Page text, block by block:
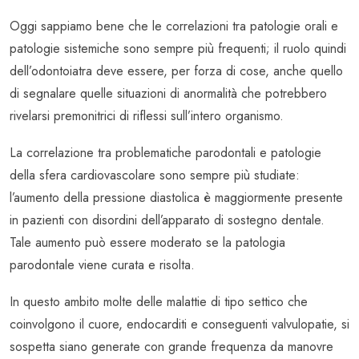
Oggi sappiamo bene che le correlazioni tra patologie orali e
patologie sistemiche sono sempre più frequenti; il ruolo quindi
dell’odontoiatra deve essere, per forza di cose, anche quello
di segnalare quelle situazioni di anormalità che potrebbero
rivelarsi premonitrici di riflessi sull’intero organismo.
La correlazione tra problematiche parodontali e patologie
della sfera cardiovascolare sono sempre più studiate:
l’aumento della pressione diastolica è maggiormente presente
in pazienti con disordini dell’apparato di sostegno dentale.
Tale aumento può essere moderato se la patologia
parodontale viene curata e risolta.
In questo ambito molte delle malattie di tipo settico che
coinvolgono il cuore, endocarditi e conseguenti valvulopatie, si
sospetta siano generate con grande frequenza da manovre